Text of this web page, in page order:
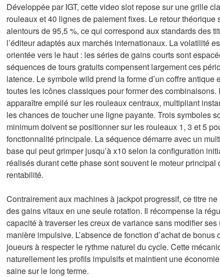
Développée par IGT, cette video slot repose sur une grille
rouleaux et 40 lignes de paiement fixes. Le retour théorique
alentours de 95,5 %, ce qui correspond aux standards des
l’éditeur adaptés aux marchés internationaux. La volatilité
orientée vers le haut : les séries de gains courts sont
séquences de tours gratuits compensent largement ces
latence. Le symbole wild prend la forme d’un coffre antique
toutes les icônes classiques pour former des combinaisons.
apparaître empilé sur les rouleaux centraux, multipliant
les chances de toucher une ligne payante. Trois symboles
minimum doivent se positionner sur les rouleaux 1, 3 et 5
fonctionnalité principale. La séquence démarre avec un
base qui peut grimper jusqu’à x10 selon la configuration
réalisés durant cette phase sont souvent le moteur principal
rentabilité.
Contrairement aux machines à jackpot progressif, ce titre
des gains vitaux en une seule rotation. Il récompense la
capacité à traverser les creux de variance sans modifier ses
manière impulsive. L’absence de fonction d’achat de bonus
joueurs à respecter le rythme naturel du cycle. Cette
naturellement les profils impulsifs et maintient une
saine sur le long terme.